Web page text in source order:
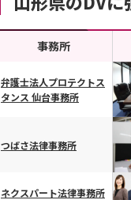
横スクロール可能
事務所
弁護士法人プロテクトス
タンス 仙台事務所
つばさ法律事務所
ネクスパート法律事務所